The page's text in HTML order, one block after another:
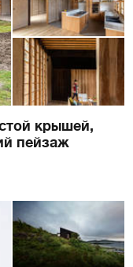
крышей,
пейзаж